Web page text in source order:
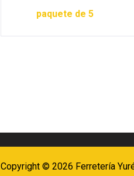
paquete de 5
Copyright © 2026 Ferretería